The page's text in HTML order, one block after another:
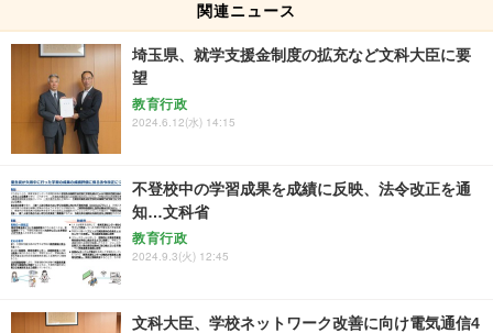
関連ニュース
埼玉県、就学支援金制度の拡充など文科大臣に要
望
教育行政
2024.6.12(水) 14:15
不登校中の学習成果を成績に反映、法令改正を通
知…文科省
教育行政
2024.9.3(火) 12:45
文科大臣、学校ネットワーク改善に向け電気通信4